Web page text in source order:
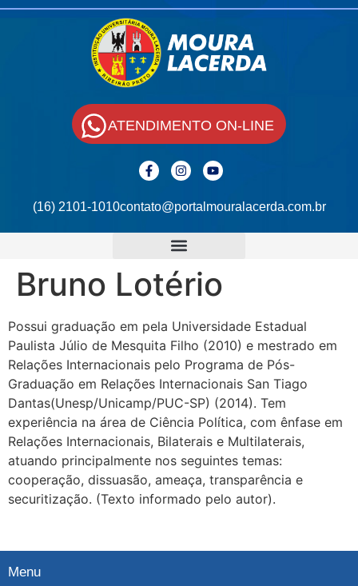
(16) 2101-1010contato@portalmouralacerda.com.br
ATENDIMENTO ON-LINE
Bruno Lotério
Possui graduação em pela Universidade Estadual
Paulista Júlio de Mesquita Filho (2010) e mestrado em
Relações Internacionais pelo Programa de Pós-
Graduação em Relações Internacionais San Tiago
Dantas(Unesp/Unicamp/PUC-SP) (2014). Tem
experiência na área de Ciência Política, com ênfase em
Relações Internacionais, Bilaterais e Multilaterais,
atuando principalmente nos seguintes temas:
cooperação, dissuasão, ameaça, transparência e
securitização. (Texto informado pelo autor).
Menu